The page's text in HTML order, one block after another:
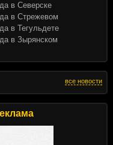
все новости
в Северске
в Стрежевом
в Тегульдете
в Зырянском